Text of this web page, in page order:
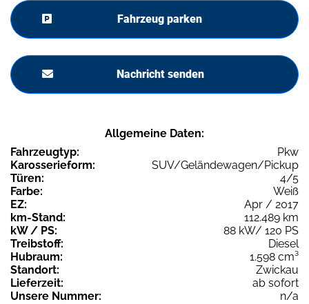
Fahrzeug parken
Nachricht senden
Allgemeine Daten:
Fahrzeugtyp:
Pkw
Karosserieform:
SUV/Geländewagen/Pickup
Türen:
4/5
Farbe:
Weiß
EZ:
Apr / 2017
km-Stand:
112.489 km
kW / PS:
88 kW/ 120 PS
Treibstoff:
Diesel
Hubraum:
1.598 cm³
Standort:
Zwickau
Lieferzeit:
ab sofort
Unsere Nummer:
n/a